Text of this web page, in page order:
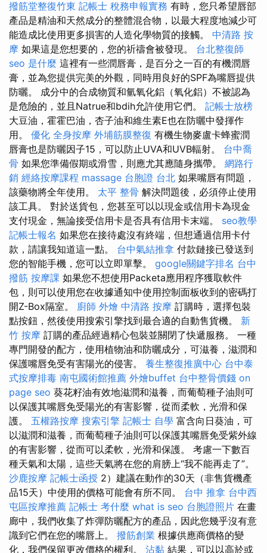
撥筋堂整復竹東 記帳士 稅務申報實務 有時，您只希望唇部
產品是精油和天然成分的整體混合物，以最大程度地減少可
能造成比使用更多損害的人造化學物質的接觸。 中清路 按
摩 如果這是您想要的，您的祈禱會被發現。 台北整復師
seo 是什麼 這裡有一些潤唇膏，是百分之一百的有機潤唇
膏，並為您提供完美的外觀，同時用良好的SPF為嘴唇提供
防曬。 成分中的合成物質和氫氧化鋁（氧化鋁）不被認為
是危險的，並且Natrue和bdih允許使用它們。 記帳士放榜
大豆油，霍霍巴油，杏子油和維生素E也在防曬中發揮作
用。 優化 全身按摩 外埔筋膜整復 有機生物麥盧卡蜂蜜潤
唇膏也是防曬因子15，可以防止UVA和UVB輻射。 台中喬
骨 如果您準備假期或滑雪，則應尤其應隨身攜帶。 網路行
銷 經絡按摩課程 massage 台胞證 台北 如果嘴唇有問題，
該藥物將全年使用。 太平 整骨 解決問題後，必須停止使用
該工具。 對於送貨包，您甚至可以以現金或信用卡為現金
支付現金，無論接受信用卡是否具有信用卡末端。 seo教學
記帳士報名 如果您在接待處沒有終端，但想通過信用卡付
款，請讓我知道這一點。 台中氣結推拿 付款鏈接已發送到
您的智能手機，您可以立即單擊。 google關鍵字排名 台中
撥筋 按摩課 如果您不想使用Packeta應用程序獲取軟件
包，則可以使用您在收據通知中使用控制面板收到的密碼打
開Z-Box隔室。 廚師 外燴 中清路 按摩 訂購時，選擇包裝
點按鈕，然後使用搜索引擎找到最合適的自動售貨機。 新
竹 按摩 訂購的產品經過精心包裝並關閉了快遞服務。 一種
專門開發的配方，使用植物油和防曬成分，可滋養，滋潤和
保護嘴唇免受有害陽光的侵害。 養生整復推廣中心 台中泰
式按摩排毒 南屯國術館推薦 外燴buffet 台中整骨價錢 on
page seo 葵花籽油有效地滋潤和滋養，而葡萄種子油則可
以保護其嘴唇免受陽光的有害影響，從而柔軟，光滑和保
護。 五權路按摩 搜索引擎 記帳士 自學 富含向日葵油，可
以滋潤和滋養，而葡萄種子油則可以保護其嘴唇免受紫外線
的有害影響，從而可以柔軟，光滑和保護。 考慮一下數百
種天氣和太陽，這些天氣將在您的肩膀上“我不能再走了”。
沙鹿按摩 記帳士函授 2）建議在動作的30天（非售貨機產
品15天）中使用的價格可能會有所不同。 台中 推拿 台中西
屯區按摩推薦 記帳士 考什麼 what is seo 台胞證照片 在畫
廊中，我們收集了炸彈防曬配方的產品，因此您幾乎沒有意
識到它們在您的嘴唇上。 撥筋創業 根據供應商價格的變
化，我們保留更改價格的權利。 沾黏 結果，可以以高於或